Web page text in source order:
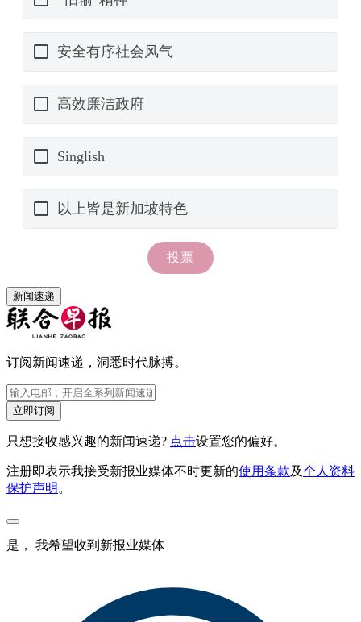
新闻速递
订阅新闻速递，洞悉时代脉搏。
立即订阅
只想接收感兴趣的新闻速递? 点击设置您的偏好。
注册即表示我接受新报业媒体不时更新的使用条款及个人资料
保护声明 。
是， 我希望收到新报业媒体